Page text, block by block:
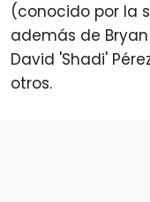
(conocido por la
además de
David 'Shadi'
otros.